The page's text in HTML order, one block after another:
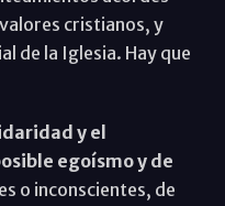
cristianos, y
de la Iglesia. Hay que
y el
egoísmo y de
o inconscientes, de